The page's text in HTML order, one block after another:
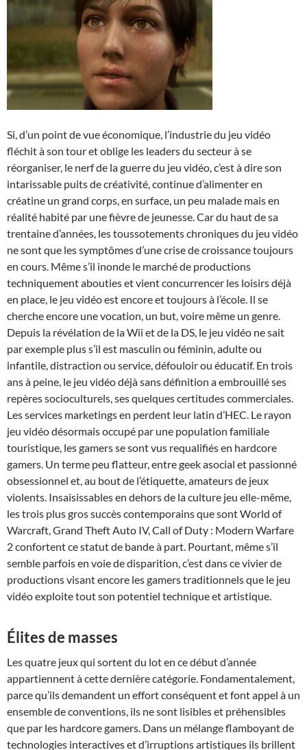
Si, d’un point de vue économique, l’industrie du jeu vidéo
fléchit à son tour et oblige les leaders du secteur à se
réorganiser, le nerf de la guerre du jeu vidéo, c’est à dire son
intarissable puits de créativité, continue d’alimenter en
créatine un grand corps, en surface, un peu malade mais en
réalité habité par une fièvre de jeunesse. Car du haut de sa
trentaine d’années, les toussotements chroniques du jeu vidéo
ne sont que les symptômes d’une crise de croissance toujours
en cours. Même s’il inonde le marché de productions
techniquement abouties et vient concurrencer les loisirs déjà
en place, le jeu vidéo est encore et toujours à l’école. Il se
cherche encore une vocation, un but, voire même un genre.
Depuis la révélation de la Wii et de la DS, le jeu vidéo ne sait
par exemple plus s’il est masculin ou féminin, adulte ou
infantile, distraction ou service, défouloir ou éducatif. En trois
ans à peine, le jeu vidéo déjà sans définition a embrouillé ses
repères socioculturels, ses quelques certitudes commerciales.
Les services marketings en perdent leur latin d’HEC. Le rayon
jeu vidéo désormais occupé par une population familiale
touristique, les gamers se sont vus requalifiés en hardcore
gamers. Un terme peu flatteur, entre geek asocial et passionné
obsessionnel et, au bout de l’étiquette, amateurs de jeux
violents. Insaisissables en dehors de la culture jeu elle-même,
les trois plus gros succès contemporains que sont World of
Warcraft, Grand Theft Auto IV, Call of Duty : Modern Warfare
2 confortent ce statut de bande à part. Pourtant, même s’il
semble parfois en voie de disparition, c’est dans ce vivier de
productions visant encore les gamers traditionnels que le jeu
vidéo exploite tout son potentiel technique et artistique.
Élites de masses
Les quatre jeux qui sortent du lot en ce début d’année
appartiennent à cette dernière catégorie. Fondamentalement,
parce qu’ils demandent un effort conséquent et font appel à un
ensemble de conventions, ils ne sont lisibles et préhensibles
que par les hardcore gamers. Dans un mélange flamboyant de
technologies interactives et d’irruptions artistiques ils brillent